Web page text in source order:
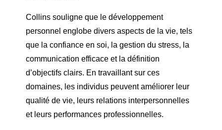
Collins souligne que le développement
personnel englobe divers aspects de la vie, tels
que la confiance en soi, la gestion du stress, la
communication efficace et la définition
d’objectifs clairs. En travaillant sur ces
domaines, les individus peuvent améliorer leur
qualité de vie, leurs relations interpersonnelles
et leurs performances professionnelles.